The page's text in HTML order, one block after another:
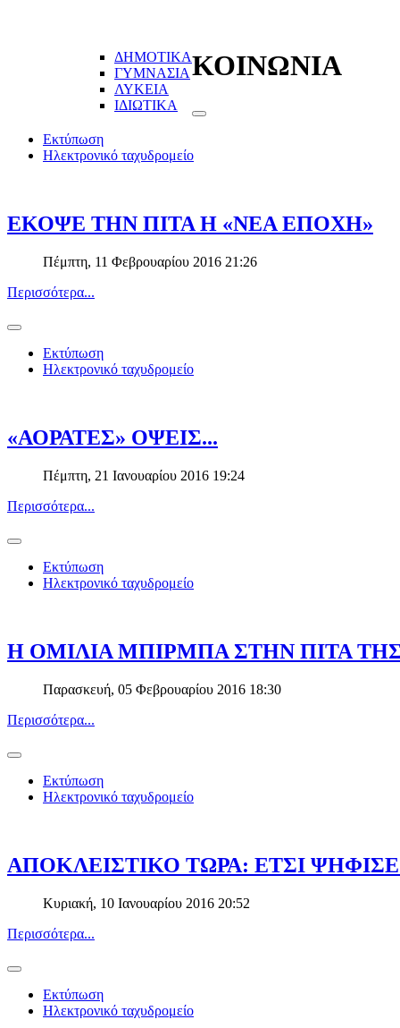
ΔΗΜΟΤΙΚΑ
ΓΥΜΝΑΣΙΑ
ΛΥΚΕΙΑ
ΙΔΙΩΤΙΚΑ
ΚΟΙΝΩΝΙΑ
Εκτύπωση
Ηλεκτρονικό ταχυδρομείο
ΕΚΟΨΕ ΤΗΝ ΠΙΤΑ Η «ΝΕΑ ΕΠΟΧΗ»
Πέμπτη, 11 Φεβρουαρίου 2016 21:26
Περισσότερα...
Εκτύπωση
Ηλεκτρονικό ταχυδρομείο
«ΑΟΡΑΤΕΣ» ΟΨΕΙΣ...
Πέμπτη, 21 Ιανουαρίου 2016 19:24
Περισσότερα...
Εκτύπωση
Ηλεκτρονικό ταχυδρομείο
H ΟΜΙΛΙΑ ΜΠΙΡΜΠΑ ΣΤΗΝ ΠΙΤΑ
Παρασκευή, 05 Φεβρουαρίου 2016 18:30
Περισσότερα...
Εκτύπωση
Ηλεκτρονικό ταχυδρομείο
ΑΠΟΚΛΕΙΣΤΙΚΟ ΤΩΡΑ: ΕΤΣΙ
Κυριακή, 10 Ιανουαρίου 2016 20:52
Περισσότερα...
Εκτύπωση
Ηλεκτρονικό ταχυδρομείο